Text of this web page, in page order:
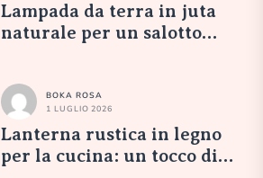
Lampada da terra in juta
naturale per un salotto
BOKA ROSA
1 LUGLIO 2026
Lanterna rustica in legno
per la cucina: un tocco di